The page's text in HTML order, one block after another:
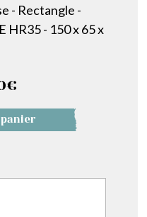
- Rectangle -
HR35 - 150 x 65 x
€